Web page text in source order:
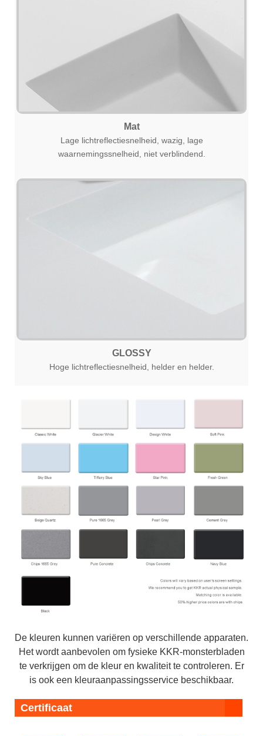
Mat
Lage lichtreflectiesnelheid, wazig, lage
waarnemingssnelheid, niet verblindend.
GLOSSY
Hoge lichtreflectiesnelheid, helder en helder.
De kleuren kunnen variëren op verschillende apparaten.
Het wordt aanbevolen om fysieke KKR-monsterbladen
te verkrijgen om de kleur en kwaliteit te controleren. Er
is ook een kleuraanpassingsservice beschikbaar.
Certificaat